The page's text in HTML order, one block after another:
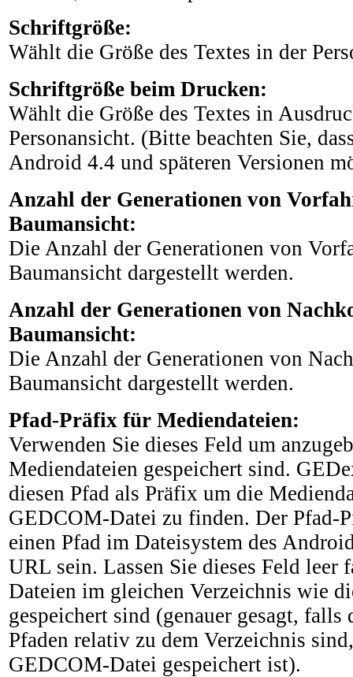
Schriftgröße:
Wählt die Größe des Textes in der
Schriftgröße beim Drucken:
Wählt die Größe des Textes in
Personansicht. (Bitte beachten Sie,
Android 4.4 und späteren Versionen
Anzahl der Generationen von
Baumansicht:
Die Anzahl der Generationen von
Baumansicht dargestellt werden.
Anzahl der Generationen von
Baumansicht:
Die Anzahl der Generationen von
Baumansicht dargestellt werden.
Pfad-Präfix für Mediendateien:
Verwenden Sie dieses Feld um
Mediendateien gespeichert sind.
diesen Pfad als Präfix um die
GEDCOM-Datei zu finden. Der Pfad-
einen Pfad im Dateisystem des
URL sein. Lassen Sie dieses Feld leer
Dateien im gleichen Verzeichnis wie
gespeichert sind (genauer gesagt,
Pfaden relativ zu dem Verzeichnis
GEDCOM-Datei gespeichert ist).